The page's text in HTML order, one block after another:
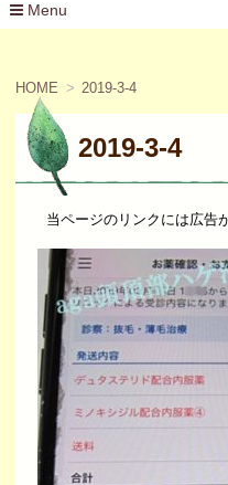
Menu
HOME 2019-3-4
2019-3-4
当ページのリンクには広告